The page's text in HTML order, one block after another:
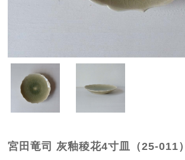
宮田竜司 灰釉稜花4寸皿（25-011）